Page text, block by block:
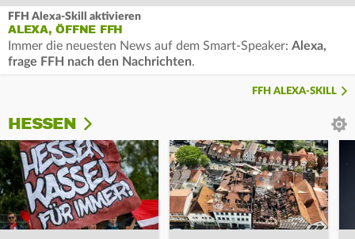
FFH Alexa-Skill aktivieren
ALEXA, ÖFFNE FFH
Immer die neuesten News auf dem Smart-Speaker: Alexa,
frage FFH nach den Nachrichten.
FFH ALEXA-SKILL
HESSEN